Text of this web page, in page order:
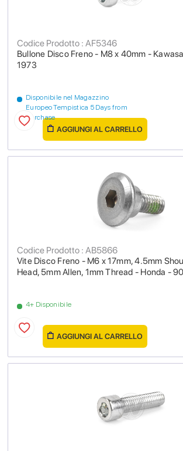
Bullone Disco Freno - M8 x 40mm -
1973
Codice Prodotto : AF5346
Disponibile nel Magazzino
Europeo Tempistica 5 Days from
purchase
AGGIUNGI AL CARRELLO
Vite Disco Freno - M6 x 17mm, 4.5mm
Head, 5mm Allen, 1mm Thread - Honda -
Codice Prodotto : AB5866
4+ Disponibile
AGGIUNGI AL CARRELLO